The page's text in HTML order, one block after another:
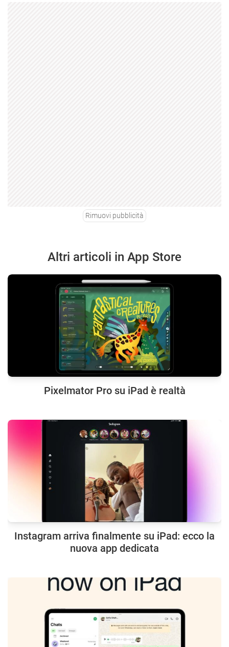
Rimuovi pubblicità
Altri articoli in App Store
Pixelmator Pro su iPad è realtà
Instagram arriva finalmente su iPad: ecco la
nuova app dedicata